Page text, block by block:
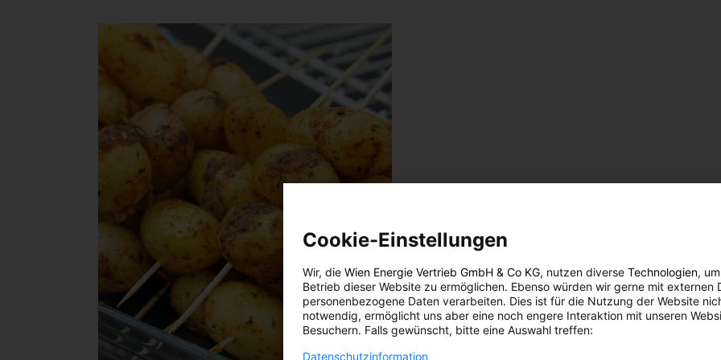
Cookie-Einstellungen
Wir, die Wien Energie Vertrieb GmbH & Co KG, nutzen diverse Technologien,
Betrieb dieser Website zu ermöglichen. Ebenso würden wir gerne mit externen
personenbezogene Daten verarbeiten. Dies ist für die Nutzung der Website
notwendig, ermöglicht uns aber eine noch engere Interaktion mit unseren
Besuchern. Falls gewünscht, bitte eine Auswahl treffen:
Datenschutzinformation